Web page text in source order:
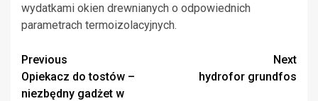
wydatkami okien drewnianych o odpowiednich
parametrach termoizolacyjnych.
Continue
Reading
Previous
Opiekacz do tostów –
niezbędny gadżet w
Next
hydrofor grundfos